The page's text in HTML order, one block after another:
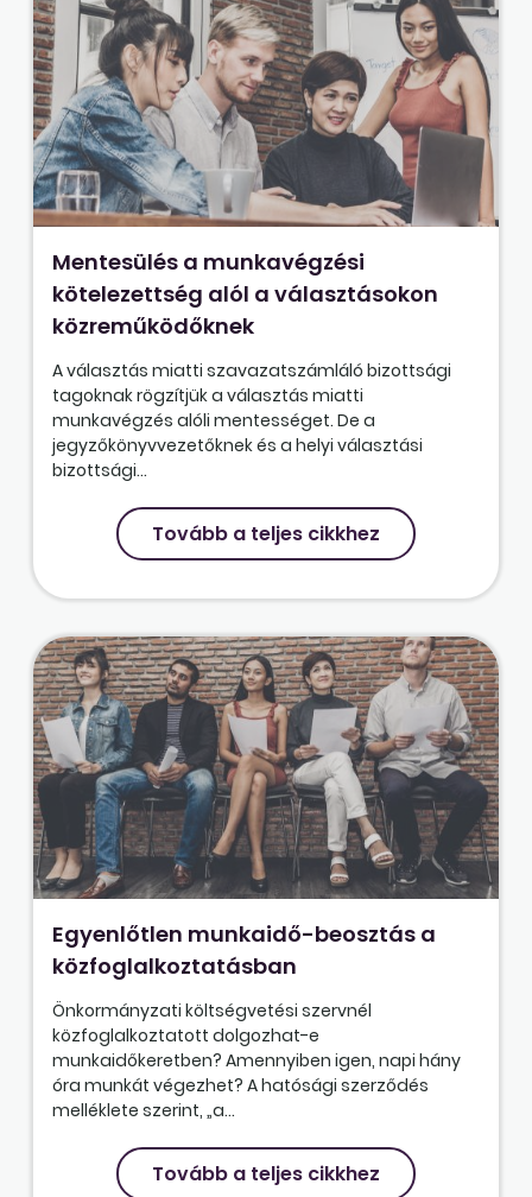
Mentesülés a munkavégzési
kötelezettség alól a választásokon
közreműködőknek
A választás miatti szavazatszámláló bizottsági
tagoknak rögzítjük a választás miatti
munkavégzés alóli mentességet. De a
jegyzőkönyvvezetőknek és a helyi választási
bizottsági...
Tovább a teljes cikkhez
Egyenlőtlen munkaidő-beosztás a
közfoglalkoztatásban
Önkormányzati költségvetési szervnél
közfoglalkoztatott dolgozhat-e
munkaidőkeretben? Amennyiben igen, napi hány
óra munkát végezhet? A hatósági szerződés
melléklete szerint, „a...
Tovább a teljes cikkhez